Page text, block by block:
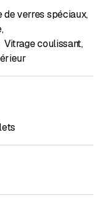
de verres spéciaux,
,
Vitrage coulissant,